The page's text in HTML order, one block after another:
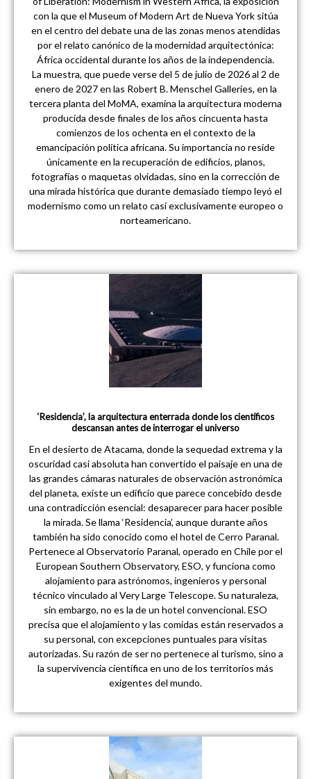
con la que el Museum of Modern Art de Nueva York sitúa
en el centro del debate una de las zonas menos atendidas
por el relato canónico de la modernidad arquitectónica:
África occidental durante los años de la independencia.
La muestra, que puede verse del 5 de julio de 2026 al 2 de
enero de 2027 en las Robert B. Menschel Galleries, en la
tercera planta del MoMA, examina la arquitectura moderna
producida desde finales de los años cincuenta hasta
comienzos de los ochenta en el contexto de la
emancipación política africana. Su importancia no reside
únicamente en la recuperación de edificios, planos,
fotografías o maquetas olvidadas, sino en la corrección de
una mirada histórica que durante demasiado tiempo leyó el
modernismo como un relato casi exclusivamente europeo o
norteamericano.
‘Residencia’, la arquitectura enterrada donde los científicos
descansan antes de interrogar el universo
En el desierto de Atacama, donde la sequedad extrema y la
oscuridad casi absoluta han convertido el paisaje en una de
las grandes cámaras naturales de observación astronómica
del planeta, existe un edificio que parece concebido desde
una contradicción esencial: desaparecer para hacer posible
la mirada. Se llama ‘Residencia’, aunque durante años
también ha sido conocido como el hotel de Cerro Paranal.
Pertenece al Observatorio Paranal, operado en Chile por el
European Southern Observatory, ESO, y funciona como
alojamiento para astrónomos, ingenieros y personal
técnico vinculado al Very Large Telescope. Su naturaleza,
sin embargo, no es la de un hotel convencional. ESO
precisa que el alojamiento y las comidas están reservados a
su personal, con excepciones puntuales para visitas
autorizadas. Su razón de ser no pertenece al turismo, sino a
la supervivencia científica en uno de los territorios más
exigentes del mundo.